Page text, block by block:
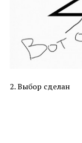
2. Выбор сделан